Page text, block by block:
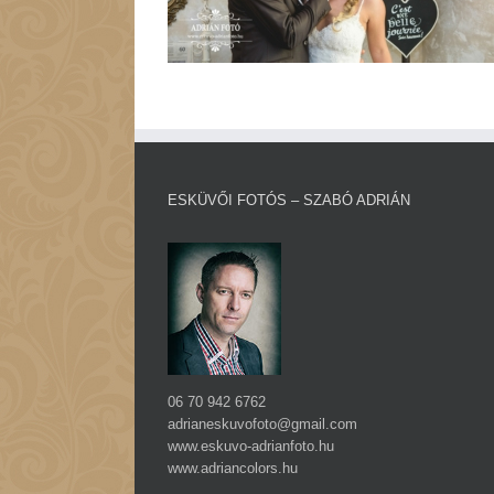
ESKÜVŐI FOTÓS – SZABÓ ADRIÁN
06 70 942 6762
adrianeskuvofoto@gmail.com
www.eskuvo-adrianfoto.hu
www.adriancolors.hu